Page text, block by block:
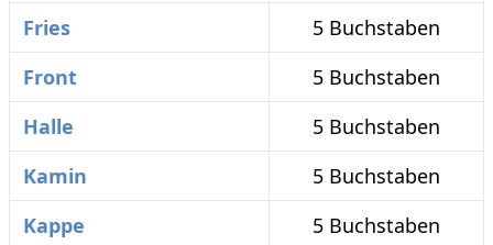
Fries
5 Buchstaben
Front
5 Buchstaben
Halle
5 Buchstaben
Kamin
5 Buchstaben
Kappe
5 Buchstaben